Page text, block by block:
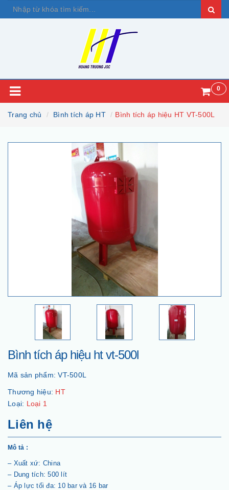
0
Trang chủ Bình tích áp HT Bình tích áp hiệu HT VT-500L
Bình tích áp hiệu ht vt-500l
Mã sản phẩm:VT-500L
Thương hiệu: HT
Loại: Loại 1
Liên hệ
Mô tả :
– Xuất xứ: China
– Dung tích: 500 lít
– Áp lực tối đa: 10 bar và 16 bar